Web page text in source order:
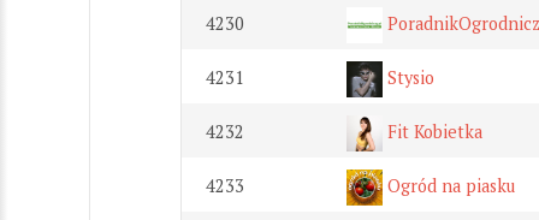
4230
4231 Stysio
4232 Fit Kobietka
4233 Ogród na piasku